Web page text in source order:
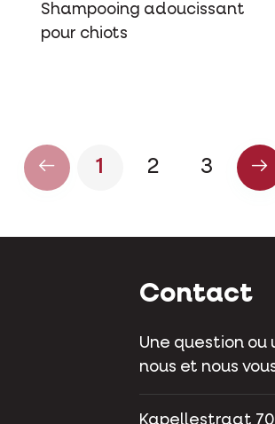
Shampooing adoucissant
pour chiots
1 2 3
Contact
Une question ou
nous et nous
Kapellestraat 70